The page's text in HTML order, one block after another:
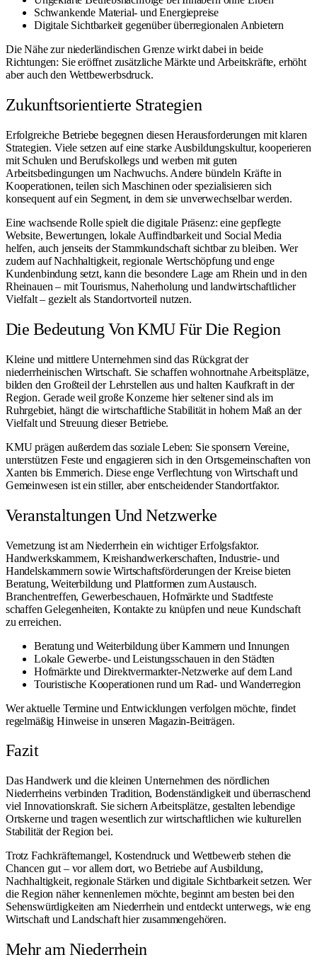
Schwankende Material- und Energiepreise
Digitale Sichtbarkeit gegenüber überregionalen Anbietern
Die Nähe zur niederländischen Grenze wirkt dabei in beide
Richtungen: Sie eröffnet zusätzliche Märkte und Arbeitskräfte, erhöht
aber auch den Wettbewerbsdruck.
Zukunftsorientierte Strategien
Erfolgreiche Betriebe begegnen diesen Herausforderungen mit klaren
Strategien. Viele setzen auf eine starke Ausbildungskultur, kooperieren
mit Schulen und Berufskollegs und werben mit guten
Arbeitsbedingungen um Nachwuchs. Andere bündeln Kräfte in
Kooperationen, teilen sich Maschinen oder spezialisieren sich
konsequent auf ein Segment, in dem sie unverwechselbar werden.
Eine wachsende Rolle spielt die digitale Präsenz: eine gepflegte
Website, Bewertungen, lokale Auffindbarkeit und Social Media
helfen, auch jenseits der Stammkundschaft sichtbar zu bleiben. Wer
zudem auf Nachhaltigkeit, regionale Wertschöpfung und enge
Kundenbindung setzt, kann die besondere Lage am Rhein und in den
Rheinauen – mit Tourismus, Naherholung und landwirtschaftlicher
Vielfalt – gezielt als Standortvorteil nutzen.
Die Bedeutung Von KMU Für Die Region
Kleine und mittlere Unternehmen sind das Rückgrat der
niederrheinischen Wirtschaft. Sie schaffen wohnortnahe Arbeitsplätze,
bilden den Großteil der Lehrstellen aus und halten Kaufkraft in der
Region. Gerade weil große Konzerne hier seltener sind als im
Ruhrgebiet, hängt die wirtschaftliche Stabilität in hohem Maß an der
Vielfalt und Streuung dieser Betriebe.
KMU prägen außerdem das soziale Leben: Sie sponsern Vereine,
unterstützen Feste und engagieren sich in den Ortsgemeinschaften von
Xanten bisEmmerich. Diese enge Verflechtung von Wirtschaft und
Gemeinwesen ist ein stiller, aber entscheidender Standortfaktor.
Veranstaltungen Und Netzwerke
Vernetzung ist am Niederrhein ein wichtiger Erfolgsfaktor.
Handwerkskammern, Kreishandwerkerschaften, Industrie- und
Handelskammern sowie Wirtschaftsförderungen der Kreise bieten
Beratung, Weiterbildung und Plattformen zum Austausch.
Branchentreffen, Gewerbeschauen, Hofmärkte und Stadtfeste
schaffen Gelegenheiten, Kontakte zu knüpfen und neue Kundschaft
zu erreichen.
Beratung und Weiterbildung über Kammern und Innungen
Lokale Gewerbe- und Leistungsschauen in den Städten
Hofmärkte und Direktvermarkter-Netzwerke auf dem Land
Touristische Kooperationen rund um Rad- und Wanderregion
Wer aktuelle Termine und Entwicklungen verfolgen möchte, findet
regelmäßig Hinweise in unseren Magazin-Beiträgen.
Fazit
Das Handwerk und die kleinen Unternehmen des nördlichen
Niederrheins verbinden Tradition, Bodenständigkeit und überraschend
viel Innovationskraft. Sie sichern Arbeitsplätze, gestalten lebendige
Ortskerne und tragen wesentlich zur wirtschaftlichen wie kulturellen
Stabilität der Region bei.
Trotz Fachkräftemangel, Kostendruck und Wettbewerb stehen die
Chancen gut – vor allem dort, wo Betriebe auf Ausbildung,
Nachhaltigkeit, regionale Stärken und digitale Sichtbarkeit setzen. Wer
die Region näher kennenlernen möchte, beginnt am besten bei den
Sehenswürdigkeiten am Niederrhein und entdeckt unterwegs, wie eng
Wirtschaft und Landschaft hier zusammengehören.
Mehr am Niederrhein